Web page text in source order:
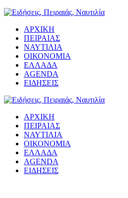
ΑΡΧΙΚΗ
ΠΕΙΡΑΙΑΣ
ΝΑΥΤΙΛΙΑ
ΟΙΚΟΝΟΜΙΑ
ΕΛΛΑΔΑ
AGENDA
ΕΙΔΗΣΕΙΣ
ΑΡΧΙΚΗ
ΠΕΙΡΑΙΑΣ
ΝΑΥΤΙΛΙΑ
ΟΙΚΟΝΟΜΙΑ
ΕΛΛΑΔΑ
AGENDA
ΕΙΔΗΣΕΙΣ